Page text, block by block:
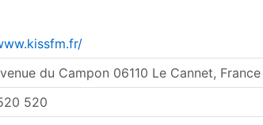
du Campon 06110 Le Cannet, France
520